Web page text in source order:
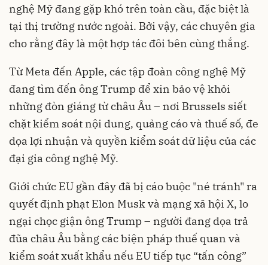
nghệ Mỹ đang gặp khó trên toàn cầu, đặc biệt là
tại thị trường nước ngoài. Bởi vậy, các chuyên gia
cho rằng đây là một hợp tác đôi bên cùng thắng.
Từ Meta đến Apple, các tập đoàn công nghệ Mỹ
đang tìm đến ông Trump để xin bảo vệ khỏi
những đòn giáng từ châu Âu – nơi Brussels siết
chặt kiểm soát nội dung, quảng cáo và thuế số, đe
dọa lợi nhuận và quyền kiểm soát dữ liệu của các
đại gia công nghệ Mỹ.
Giới chức EU gần đây đã bị cáo buộc "né tránh" ra
quyết định phạt Elon Musk và mạng xã hội X, lo
ngại chọc giận ông Trump – người đang dọa trả
đũa châu Âu bằng các biện pháp thuế quan và
kiểm soát xuất khẩu nếu EU tiếp tục “tấn công”